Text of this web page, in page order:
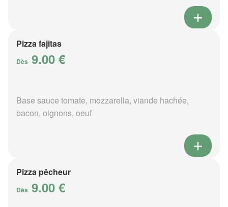
Pizza fajitas
Dès 9.00 €
Base sauce tomate, mozzarella, viande hachée,
bacon, oignons, oeuf
Pizza pêcheur
Dès 9.00 €